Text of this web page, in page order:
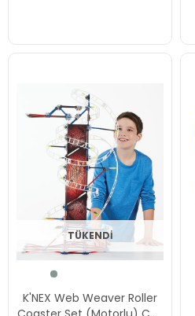
TÜKENDI
K'NEX Web Weaver Roller